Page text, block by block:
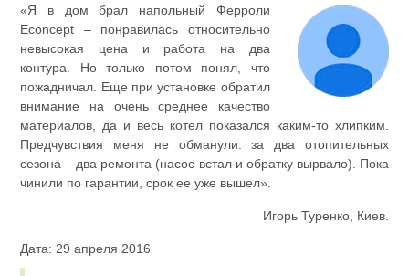
«Я в дом брал напольный Ферроли
Econcept – понравилась относительно
невысокая цена и работа на два
контура. Но только потом понял, что
пожадничал. Еще при установке обратил
внимание на очень среднее качество
материалов, да и весь котел показался каким-то хлипким.
Предчувствия меня не обманули: за два отопительных
сезона – два ремонта (насос встал и обратку вырвало). Пока
чинили по гарантии, срок ее уже вышел».
Игорь Туренко, Киев.
Дата: 29 апреля 2016